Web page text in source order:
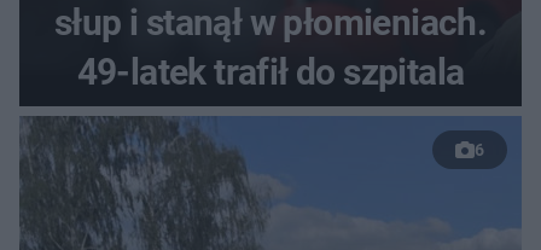
słup i stanął w płomieniach.
49-latek trafił do szpitala
6